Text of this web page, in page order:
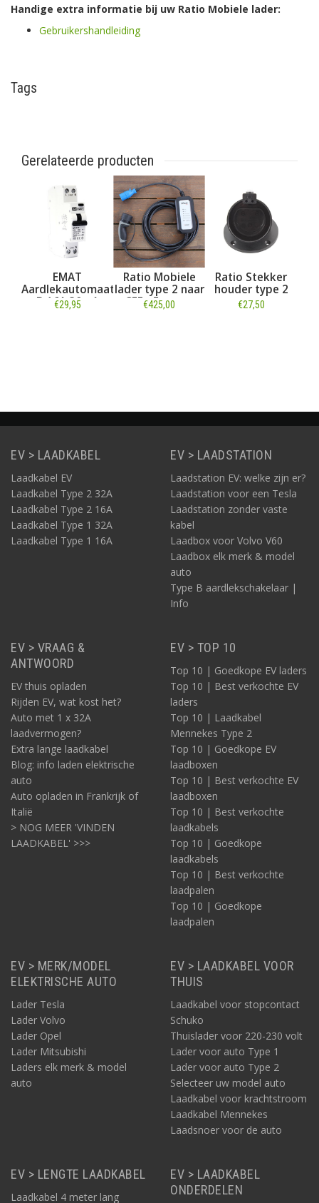
Handige extra informatie bij uw Ratio Mobiele lader:
Gebruikershandleiding
Tags
Gerelateerde producten
EMAT
Aardlekautomaat
B 16A 30mA
1P+N
€29,95
Ratio Mobiele
lader type 2 naar
CEE - 5 meter
€425,00
Ratio Stekker
houder type 2
€27,50
EV > LAADKABEL
Laadkabel EV
Laadkabel Type 2 32A
Laadkabel Type 2 16A
Laadkabel Type 1 32A
Laadkabel Type 1 16A
EV > LAADSTATION
Laadstation EV: welke zijn er?
Laadstation voor een Tesla
Laadstation zonder vaste
kabel
Laadbox voor Volvo V60
Laadbox elk merk & model
auto
Type B aardlekschakelaar |
Info
EV > VRAAG &
ANTWOORD
EV thuis opladen
Rijden EV, wat kost het?
Auto met 1 x 32A
laadvermogen?
Extra lange laadkabel
Blog: info laden elektrische
auto
Auto opladen in Frankrijk of
Italië
> NOG MEER 'VINDEN
LAADKABEL' >>>
EV > TOP 10
Top 10 | Goedkope EV laders
Top 10 | Best verkochte EV
laders
Top 10 | Laadkabel
Mennekes Type 2
Top 10 | Goedkope EV
laadboxen
Top 10 | Best verkochte EV
laadboxen
Top 10 | Best verkochte
laadkabels
Top 10 | Goedkope
laadkabels
Top 10 | Best verkochte
laadpalen
Top 10 | Goedkope
laadpalen
EV > MERK/MODEL
ELEKTRISCHE AUTO
Lader Tesla
Lader Volvo
Lader Opel
Lader Mitsubishi
Laders elk merk & model
auto
EV > LAADKABEL VOOR
THUIS
Laadkabel voor stopcontact
Schuko
Thuislader voor 220-230 volt
Lader voor auto Type 1
Lader voor auto Type 2
Selecteer uw model auto
Laadkabel voor krachtstroom
Laadkabel Mennekes
Laadsnoer voor de auto
EV > LENGTE LAADKABEL
Laadkabel 4 meter lang
EV > LAADKABEL
ONDERDELEN